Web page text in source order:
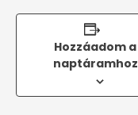
Hozzáadom a
naptáramhoz